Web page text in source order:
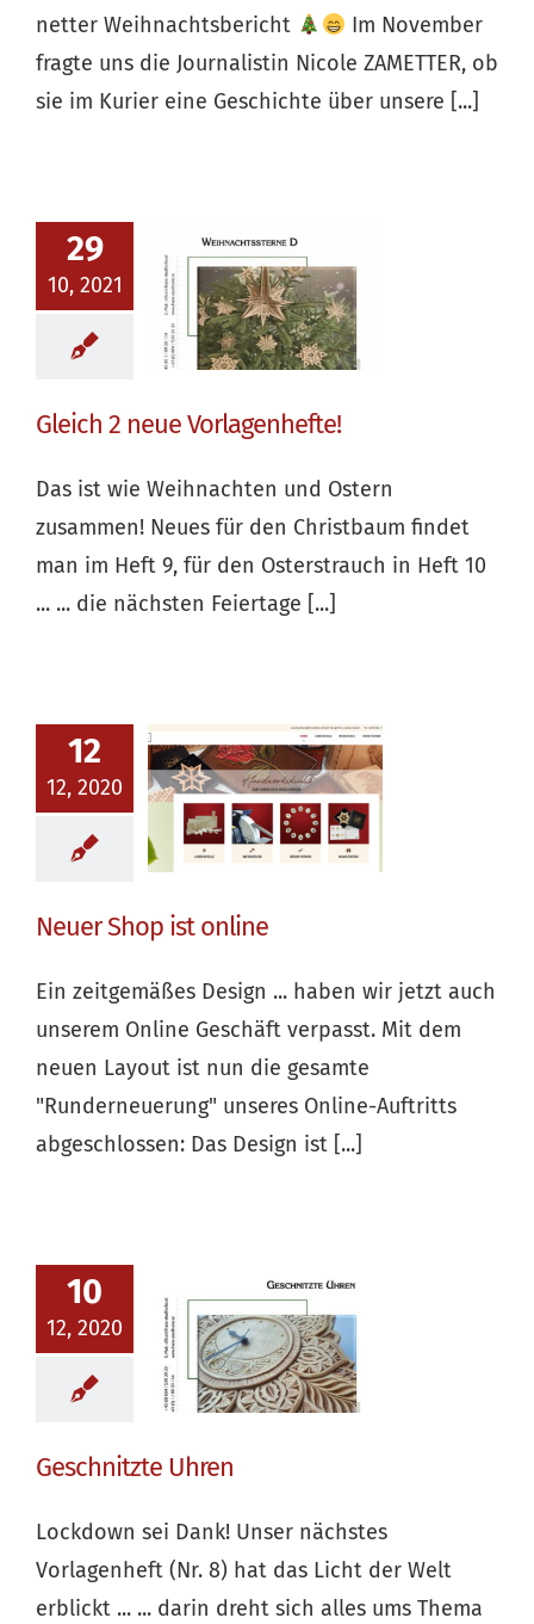
netter Weihnachtsbericht
Im November
fragte uns die Journalistin Nicole ZAMETTER, ob
sie im Kurier eine Geschichte über unsere [...]
29
10, 2021
Gleich 2 neue
Vorlagenhefte!
Gleich 2 neue Vorlagenhefte!
Das ist wie Weihnachten und Ostern
zusammen! Neues für den Christbaum findet
man im Heft 9, für den Osterstrauch in Heft 10
... ... die nächsten Feiertage [...]
12
12, 2020
Neuer Shop
ist online
Neuer Shop ist online
Ein zeitgemäßes Design ... haben wir jetzt auch
unserem Online Geschäft verpasst. Mit dem
neuen Layout ist nun die gesamte
"Runderneuerung" unseres Online-Auftritts
abgeschlossen: Das Design ist [...]
10
12, 2020
Uhren
Geschnitzte Uhren
Lockdown sei Dank! Unser nächstes
Vorlagenheft (Nr. 8) hat das Licht der Welt
erblickt ... ... darin dreht sich alles ums Thema